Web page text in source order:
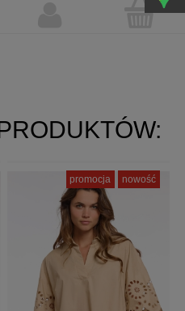
promocja nowość